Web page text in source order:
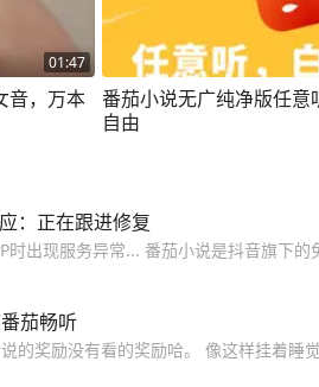
01:47
音，万本
番茄小说无广纯净版任意
自由
：正在跟进修复
出现服务异常... 番茄小说是抖音旗下的
茄畅听
的奖励没有看的奖励哈。 像这样挂着睡